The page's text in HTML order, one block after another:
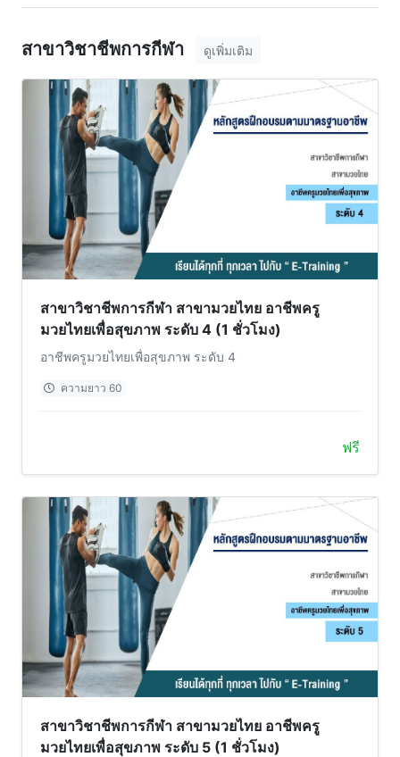
สาขาวิชาชีพการกีฬา ดูเพิ่มเติม
สาขาวิชาชีพการกีฬา สาขามวยไทย อาชีพครู
มวยไทยเพื่อสุขภาพ ระดับ 4 (1 ชั่วโมง)
อาชีพครูมวยไทยเพื่อสุขภาพ ระดับ 4
ความยาว 60
ฟรี
สาขาวิชาชีพการกีฬา สาขามวยไทย อาชีพครู
มวยไทยเพื่อสุขภาพ ระดับ 5 (1 ชั่วโมง)